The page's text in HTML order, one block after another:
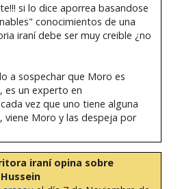
si lo dice aporrea basandose
conocimientos de una
iraní debe ser muy creible ¿no
a sospechar que Moro es
es un experto en
vez que uno tiene alguna
viene Moro y las despeja por
iraní opina sobre